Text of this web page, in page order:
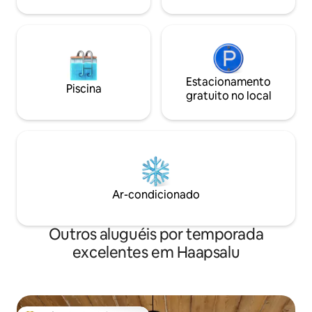
permitidos. O horário de silêncio é entre
Piscina
Estacionamento
gratuito no local
Ar-condicionado
Outros aluguéis por temporada
excelentes em Haapsalu